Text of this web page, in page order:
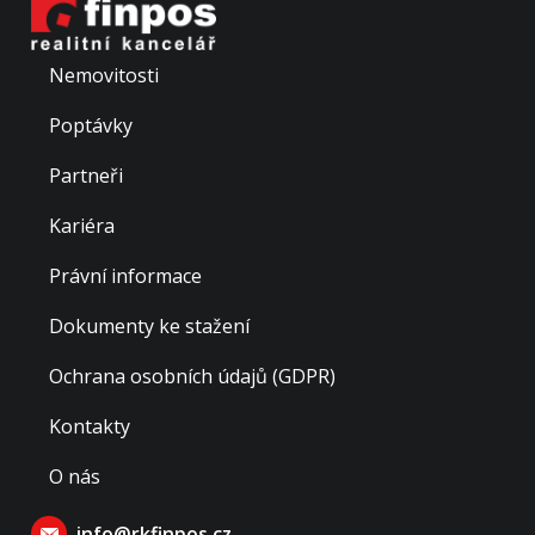
Nemovitosti
Poptávky
Partneři
Kariéra
Právní informace
Dokumenty ke stažení
Ochrana osobních údajů (GDPR)
Kontakty
O nás